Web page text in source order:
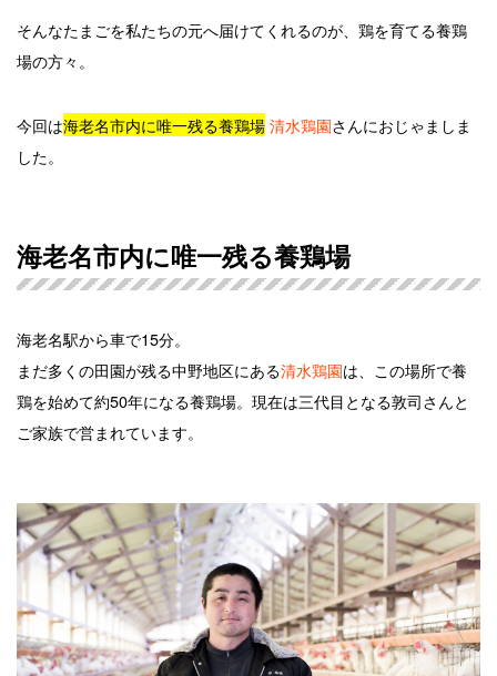
そんなたまごを私たちの元へ届けてくれるのが、鶏を育てる養鶏
場の方々。
今回は海老名市内に唯一残る養鶏場清水鶏園さんにおじゃましま
した。
海老名市内に唯一残る養鶏場
海老名駅から車で15分。
まだ多くの田園が残る中野地区にある清水鶏園は、この場所で養
鶏を始めて約50年になる養鶏場。現在は三代目となる敦司さんと
ご家族で営まれています。